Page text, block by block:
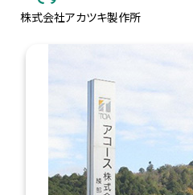
株式会社アカツキ製作所